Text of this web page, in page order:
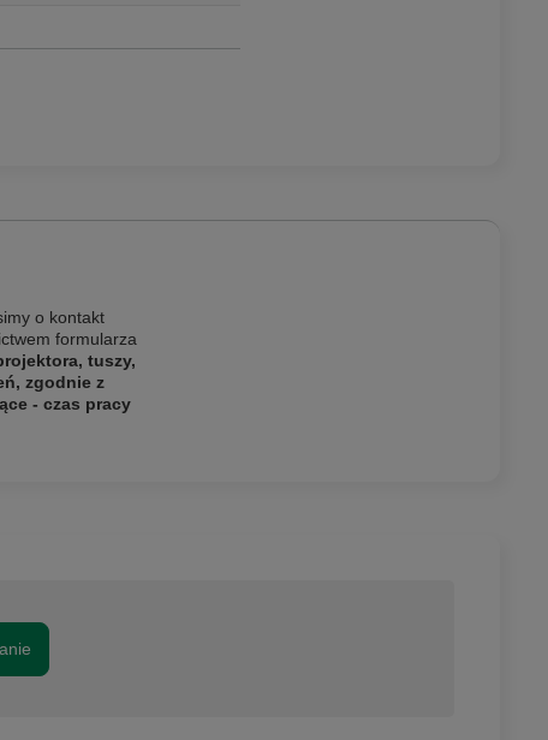
o kontakt
formularza
tuszy,
zgodnie z
- czas pracy